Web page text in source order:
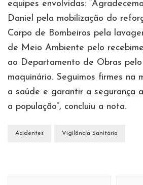
equipes envolvidas:
Daniel pela mobilização do
Corpo de Bombeiros pela
de Meio Ambiente pelo
ao Departamento de Obras
maquinário. Seguimos firmes na
a saúde e garantir a segurança
a população”, concluiu a nota.
Acidentes Vigilância Sanitária